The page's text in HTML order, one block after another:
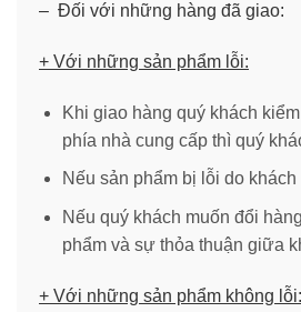
– Đối với những hàng đã giao:
+ Với những sản phẩm lỗi:
Khi giao hàng quý khách
phía nhà cung cấp thì quý
Nếu sản phẩm bị lỗi do
Nếu quý khách muốn đổi
phẩm và sự thỏa thuận giữa
+ Với những sản phẩm không lỗi: